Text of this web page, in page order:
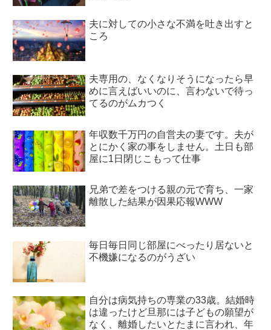
夫に対しての小さな不満を吐き出すと
ころ
夫専用の、なくなりそうになったら早
めに言えばいいのに、言わないで待っ
てるのがムカつく
年収数千万円の自営夫の妻です。夫が
とにかく家の事をしません。土日も部
屋に1日閉じこもって仕事
兄弟で差をつける親の元で育ち、一家
離散した結果が因果応報WWW
毎日毎日同じ部屋にべったり居ないと
不機嫌になるのがうざい
自分は病気持ちの専業の33歳。結婚時
は違ったけど旦那には子どもの願望が
なく、離婚したいとたまに言われ、年